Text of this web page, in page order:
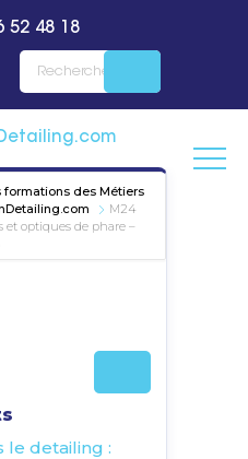
52 48 18
formations des Métiers
M24
et optiques de phare –
le detailing :